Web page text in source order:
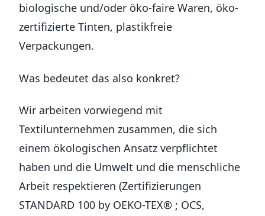
biologische und/oder öko-faire Waren, öko-
zertifizierte Tinten, plastikfreie
Verpackungen.
Was bedeutet das also konkret?
Wir arbeiten vorwiegend mit
Textilunternehmen zusammen, die sich
einem ökologischen Ansatz verpflichtet
haben und die Umwelt und die menschliche
Arbeit respektieren (Zertifizierungen
STANDARD 100 by OEKO-TEX® ; OCS,